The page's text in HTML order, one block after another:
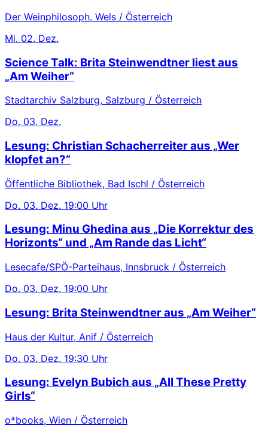
Der Weinphilosoph, Wels / Österreich
Mi. 02. Dez.
Science Talk: Brita Steinwendtner liest aus
„Am Weiher“
Stadtarchiv Salzburg, Salzburg / Österreich
Do. 03. Dez.
Lesung: Christian Schacherreiter aus „Wer
klopfet an?“
Öffentliche Bibliothek, Bad Ischl / Österreich
Do. 03. Dez. 19:00 Uhr
Lesung: Minu Ghedina aus „Die Korrektur des
Horizonts“ und „Am Rande das Licht“
Lesecafe/SPÖ-Parteihaus, Innsbruck / Österreich
Do. 03. Dez. 19:00 Uhr
Lesung: Brita Steinwendtner aus „Am Weiher“
Haus der Kultur, Anif / Österreich
Do. 03. Dez. 19:30 Uhr
Lesung: Evelyn Bubich aus „All These Pretty
Girls“
o*books, Wien / Österreich